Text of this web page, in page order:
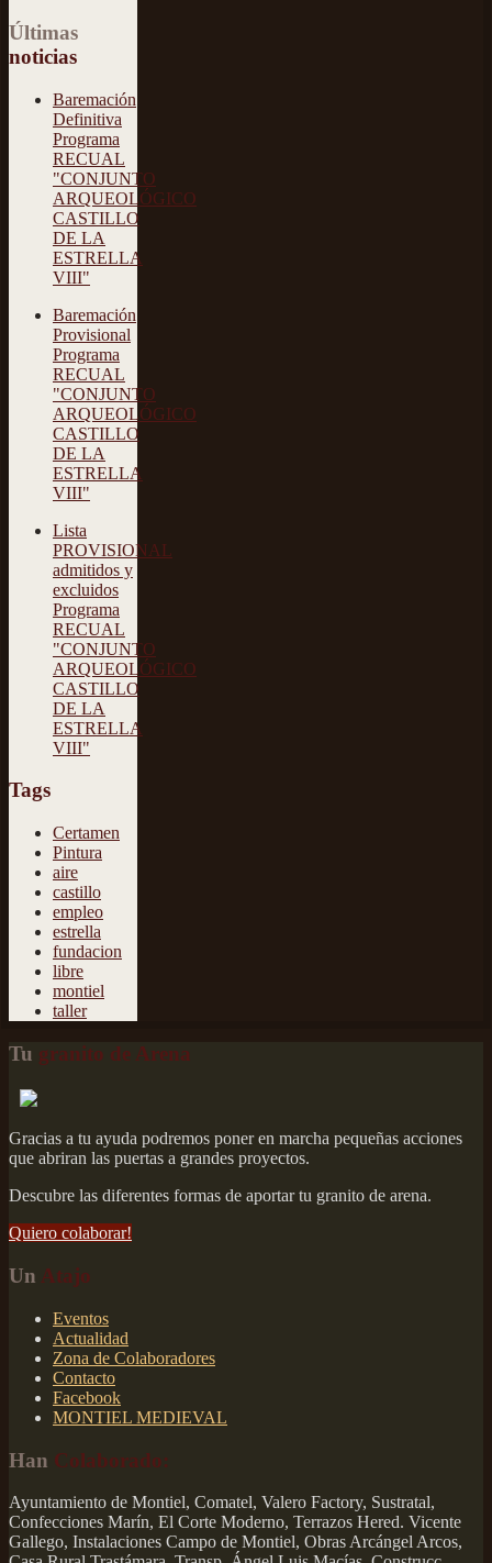
Últimas
noticias
Baremación
Definitiva
Programa
RECUAL
"CONJUNTO
ARQUEOLÓGICO
CASTILLO
DE LA
ESTRELLA
VIII"
Baremación
Provisional
Programa
RECUAL
"CONJUNTO
ARQUEOLÓGICO
CASTILLO
DE LA
ESTRELLA
VIII"
Lista
PROVISIONAL
admitidos y
excluidos
Programa
RECUAL
"CONJUNTO
ARQUEOLÓGICO
CASTILLO
DE LA
ESTRELLA
VIII"
Tags
Certamen
Pintura
aire
castillo
empleo
estrella
fundacion
libre
montiel
taller
Tu granito de Arena
Gracias a tu ayuda podremos poner en marcha pequeñas acciones
que abriran las puertas a grandes proyectos.
Descubre las diferentes formas de aportar tu granito de arena.
Quiero colaborar!
Un Atajo
Eventos
Actualidad
Zona de Colaboradores
Contacto
Facebook
MONTIEL MEDIEVAL
Han Colaborado:
Ayuntamiento de Montiel, Comatel, Valero Factory, Sustratal,
Confecciones Marín, El Corte Moderno, Terrazos Hered. Vicente
Gallego, Instalaciones Campo de Montiel, Obras Arcángel Arcos,